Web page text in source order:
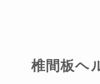
椎間板ヘ